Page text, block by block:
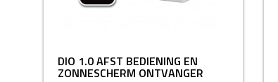
DIO 1.0 AFST BEDIENING EN
ZONNESCHERM ONTVANGER